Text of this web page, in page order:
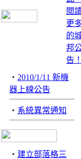
‧ 2010/1/11 新機
器上線公告
‧ 系統異常通知
‧ 建立部落格三